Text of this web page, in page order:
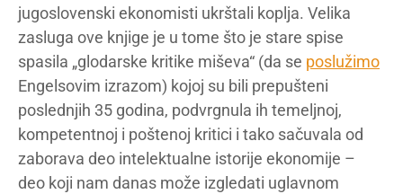
jugoslovenski ekonomisti ukrštali koplja. Velika
zasluga ove knjige je u tome što je stare spise
spasila „glodarske kritike miševa“ (da se poslužimo
Engelsovim izrazom) kojoj su bili prepušteni
poslednjih 35 godina, podvrgnula ih temeljnoj,
kompetentnoj i poštenoj kritici i tako sačuvala od
zaborava deo intelektualne istorije ekonomije –
deo koji nam danas može izgledati uglavnom